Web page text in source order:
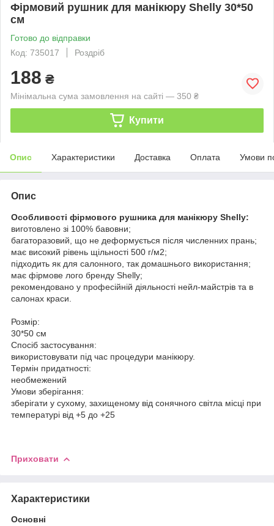
Фірмовий рушник для манікюру Shelly 30*50
см
Готово до відправки
Код: 735017
Роздріб
188 ₴
Мінімальна сума замовлення на сайті — 350 ₴
Купити
Опис Характеристики Доставка Оплата Умови
Опис
Особливості фірмового рушника для манікюру Shelly:
виготовлено зі 100% бавовни;
багаторазовий, що не деформується після численних прань;
має високий рівень щільності 500 г/м2;
підходить як для салонного, так домашнього використання;
має фірмове лого бренду Shelly;
рекомендовано у професійній діяльності нейл-майстрів та в
салонах краси.
Розмір:
30*50 см
Спосіб застосування:
використовувати під час процедури манікюру.
Термін придатності:
необмежений
Умови зберігання:
зберігати у сухому, захищеному від сонячного світла місці при
температурі від +5 до +25
Приховати
Характеристики
Основні